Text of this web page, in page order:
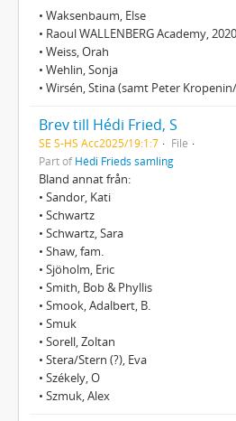
• Waksenbaum, Else
• Raoul WALLENBERG Academy, 2020
• Weiss, Orah
• Wehlin, Sonja
• Wirsén, Stina (samt Peter
Brev till Hédi Fried, S
SE S-HS Acc2025/19:1:7
File
Part ofHédi Frieds samling
Bland annat från:
• Sandor, Kati
• Schwartz
• Schwartz, Sara
• Shaw, fam.
• Sjöholm, Eric
• Smith, Bob & Phyllis
• Smook, Adalbert, B.
• Smuk
• Sorell, Zoltan
• Stera/Stern (?), Eva
• Székely, O
• Szmuk, Alex